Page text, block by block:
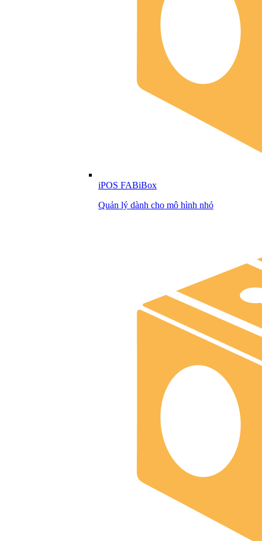
iPOS FABiBox
Quản lý dành cho mô hình nhỏ